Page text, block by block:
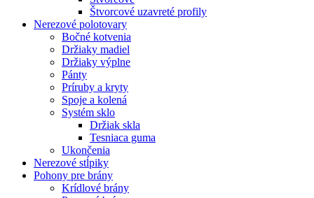
Štvorcové uzavreté profily
Nerezové polotovary
Bočné kotvenia
Držiaky madiel
Držiaky výplne
Pánty
Príruby a kryty
Spoje a kolená
Systém sklo
Držiak skla
Tesniaca guma
Ukončenia
Nerezové stĺpiky
Pohony pre brány
Krídlové brány